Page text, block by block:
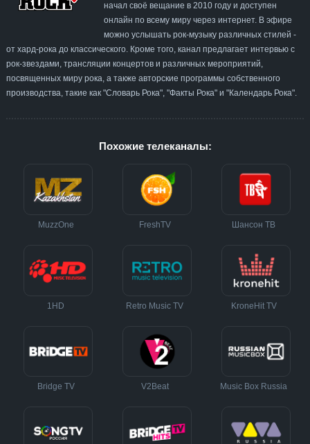
начал своё вещание в 2010 году и доступен
онлайн по всему миру через интернет. В эфире
можно услышать рок-музыку различных стилей -
от хард-рока до классического. Кроме того, канал предлагает интервью с
рок-звездами, трансляции концертов и различных мероприятий,
посвященных миру рока, а также авторские программы собственного
производства, такие как "Словарь Рока", "Факты Рока" и "Календарь Рока".
Похожие телеканалы:
MuzzOne FreshTV Шансон ТВ
1HD Retro Music TV KroneHit TV
Bridge TV V2Beat Music Box Russia